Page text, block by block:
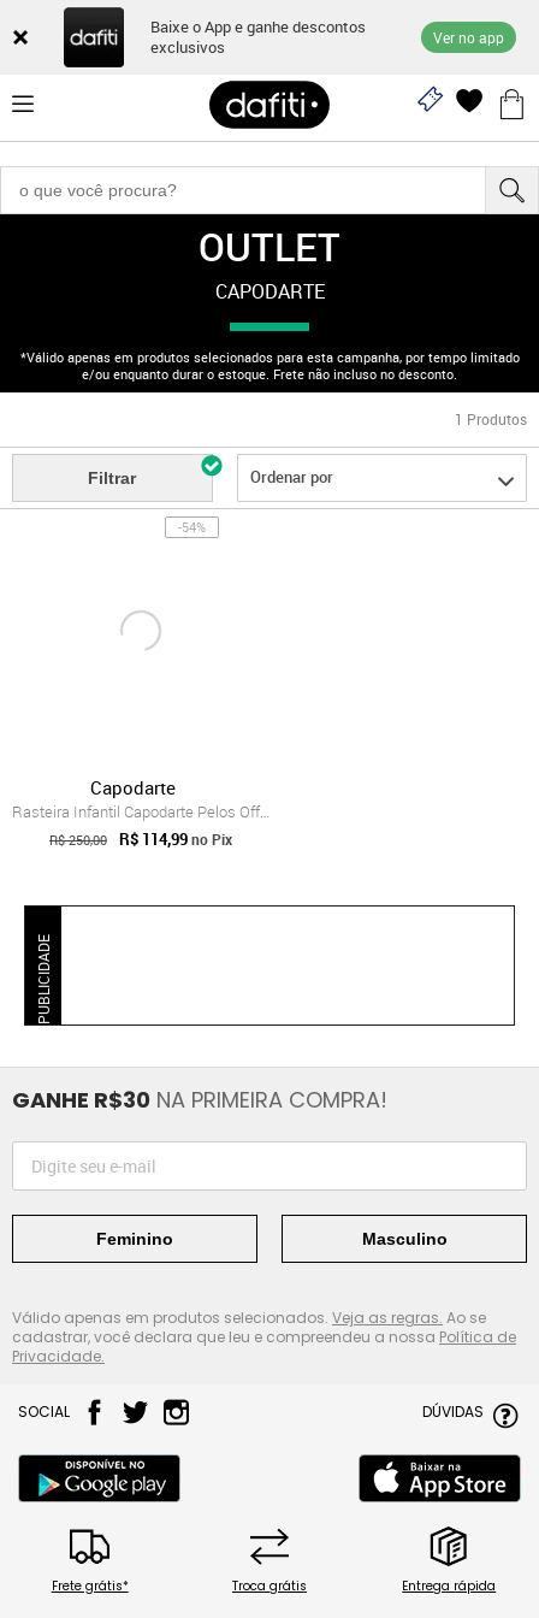
Baixe o App e ganhe descontos
exclusivos
Ver no app
OUTLET
CAPODARTE
*Válido apenas em produtos selecionados para esta campanha, por tempo limitado
e/ou enquanto durar o estoque. Frete não incluso no desconto.
1 Produtos
Filtrar Ordenar por
-54%
Capodarte
Rasteira Infantil Capodarte Pelos Off-White
R$ 250,00 R$ 114,99no Pix
PUBLICIDADE
GANHE R$30 NA PRIMEIRA COMPRA!
Feminino Masculino
Válido apenas em produtos selecionados. Veja as regras. Ao se
cadastrar, você declara que leu e compreendeu a nossa Política de
Privacidade.
SOCIAL DÚVIDAS
Frete grátis* Troca grátis Entrega rápida